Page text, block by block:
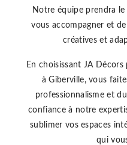
Notre équipe prendra
vous accompagner et
créatives et
En choisissant JA
à Giberville, vous
professionnalisme et
confiance à notre
sublimer vos espaces
qui